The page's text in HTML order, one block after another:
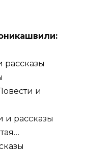
рассказы
и
и рассказы